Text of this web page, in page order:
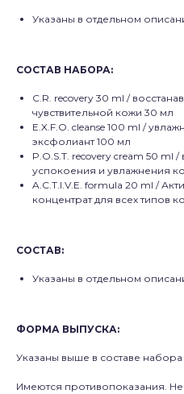
Указаны в отдельном
СОСТАВ НАБОРА:
C.R. recovery 30 ml /
чувствительной кожи 30 мл
E.X.F.O. cleanse 100 ml /
эксфолиант 100 мл
P.O.S.T. recovery cream 50
успокоения и увлажнения
A.C.T.I.V.E. formula 20 ml /
концентрат для всех типов
СОСТАВ:
Указаны в отдельном
ФОРМА ВЫПУСКА:
Указаны выше в составе набора
Имеются противопоказания.